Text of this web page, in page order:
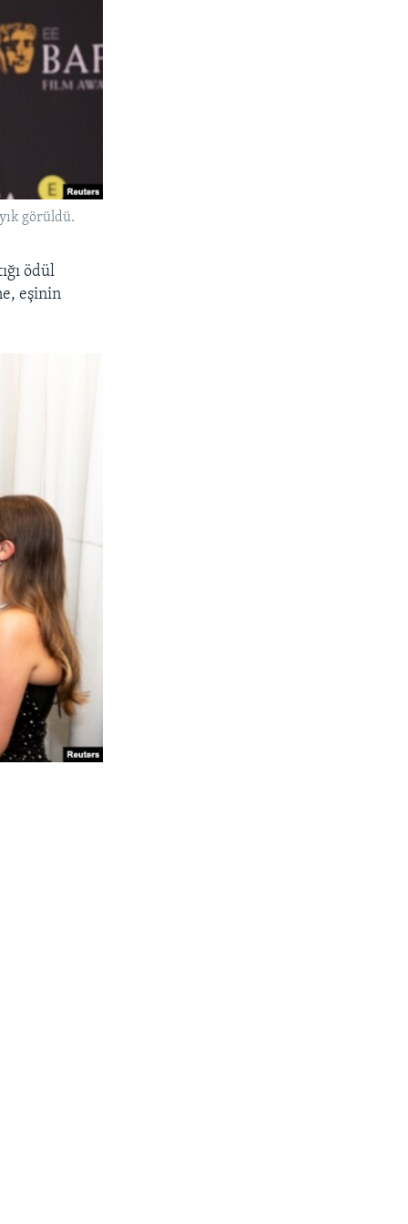
görüldü.
ödül
eşinin